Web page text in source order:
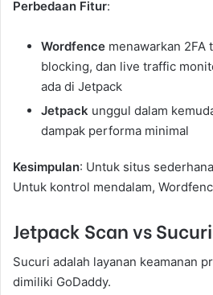
Perbedaan Fitur:
Wordfence menawarkan
blocking, dan live traffic
ada di Jetpack
Jetpack unggul dalam
dampak performa minimal
Kesimpulan: Untuk situs
Untuk kontrol mendalam,
Jetpack Scan vs Sucuri
Sucuri adalah layanan keamanan
dimiliki GoDaddy.